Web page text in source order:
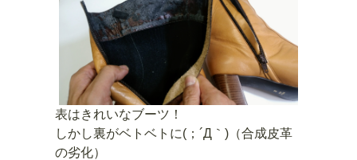
表はきれいなブーツ！
しかし裏がベトベトに(；´Д｀)（合成皮革
の劣化）